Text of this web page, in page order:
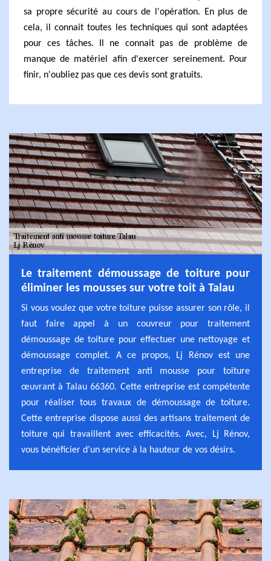
sa propre sécurité au cours de l'opération. En plus de
cela, il connait toutes les techniques qui sont adaptées
pour ces tâches. Il ne connait pas de problème de
manque de matériel afin d'exercer sereinement. Pour
finir, n'oubliez pas que ces devis sont gratuits.
Le traitement démoussage de toiture pour
éliminer les mousses sur votre toit à Talau
Si vous voulez que votre toiture puisse assurer son rôle, il
faut faire appel à un couvreur pour traitement
démoussage de toiture pour effectuer une nettoyage et
démoussage complet. A ce propos, Lj Rénov est une
entreprise de traitement anti mousse pour toiture
œuvrant à Talau 66360. Cette entreprise est compétente
pour réaliser tous travaux de démoussage de toiture.
Cette entreprise dispose aussi des artisans traitement de
toiture qui travaillent avec efficacités. Avec, Lj Rénov,
vous bénéficier d’un service à la hauteur de vos désirs.